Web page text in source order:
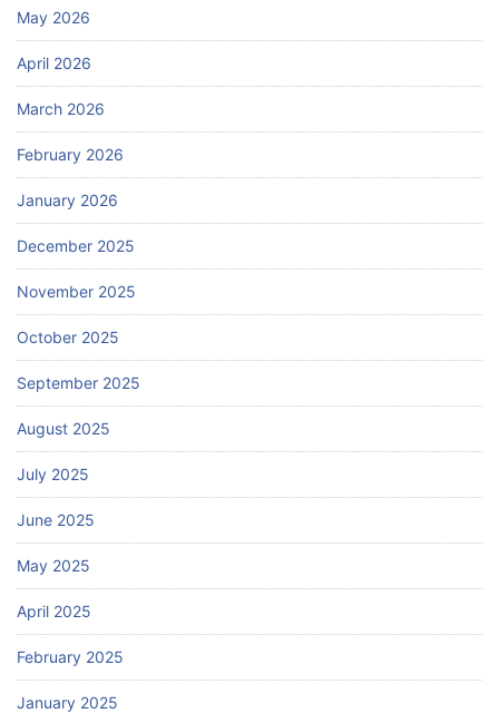
May 2026
April 2026
March 2026
February 2026
January 2026
December 2025
November 2025
October 2025
September 2025
August 2025
July 2025
June 2025
May 2025
April 2025
February 2025
January 2025